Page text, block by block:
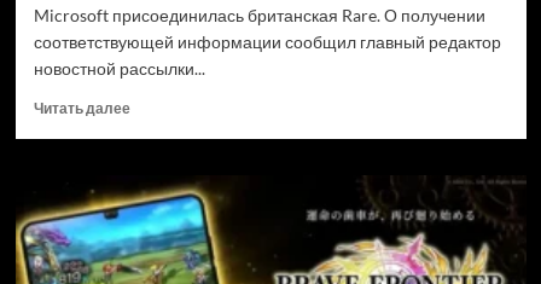
Microsoft присоединилась британская Rare. О получении
соответствующей информации сообщил главный редактор
новостной рассылки...
Читать далееПрочитать
Rare
может
стать
жертвой